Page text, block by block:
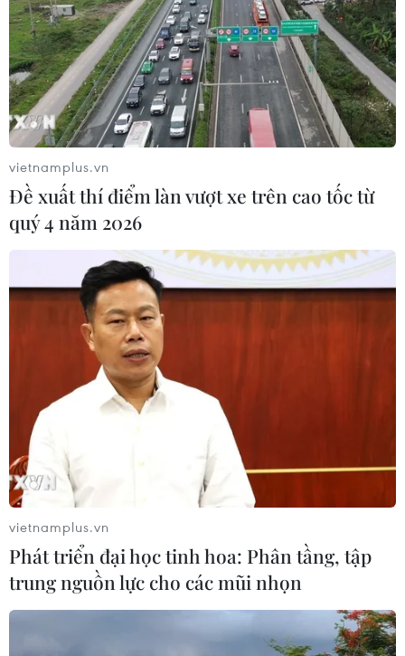
vietnamplus.vn
Đề xuất thí điểm làn vượt xe trên cao tốc từ
quý 4 năm 2026
vietnamplus.vn
Phát triển đại học tinh hoa: Phân tầng, tập
trung nguồn lực cho các mũi nhọn